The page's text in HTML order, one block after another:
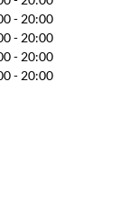
- 20:00
- 20:00
- 20:00
- 20:00